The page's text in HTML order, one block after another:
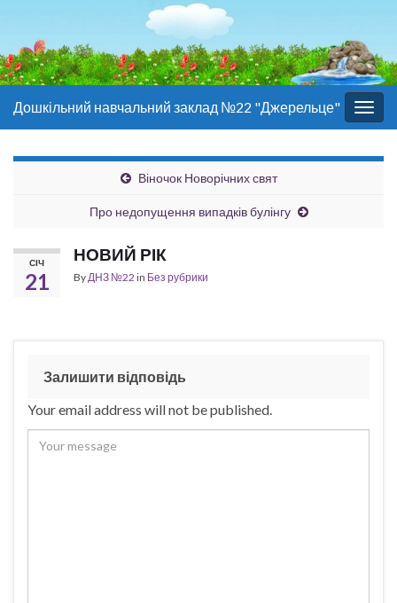
Дошкільний навчальний заклад №22 "Джерельце"
Віночок Новорічних свят
Про недопущення випадків булінгу
СІЧ
21
НОВИЙ РІК
By ДНЗ №22 in Без рубрики
Залишити відповідь
Your email address will not be published.